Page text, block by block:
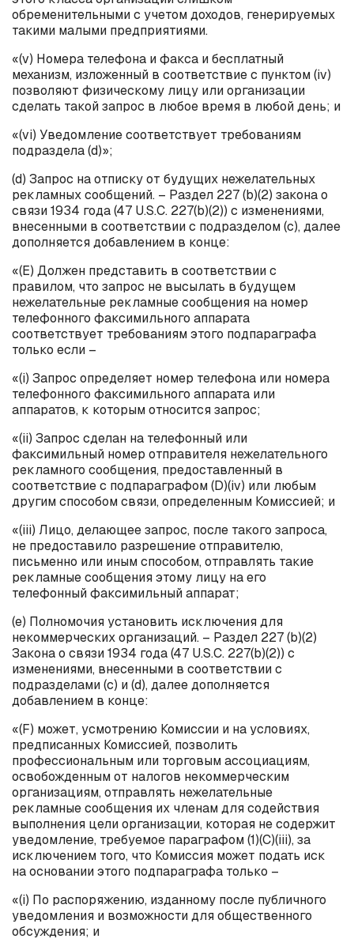
обременительными с учетом доходов, генерируемых
такими малыми предприятиями.
«(v) Номера телефона и факса и бесплатный
механизм, изложенный в соответствие с пунктом (iv)
позволяют физическому лицу или организации
сделать такой запрос в любое время в любой день; и
«(vi) Уведомление соответствует требованиям
подраздела (d)»;
(d) Запрос на отписку от будущих нежелательных
рекламных сообщений. – Раздел 227 (b)(2) закона о
связи 1934 года (47 U.S.C. 227(b)(2)) с изменениями,
внесенными в соответствии с подразделом (с), далее
дополняется добавлением в конце:
«(E) Должен представить в соответствии с
правилом, что запрос не высылать в будущем
нежелательные рекламные сообщения на номер
телефонного факсимильного аппарата
соответствует требованиям этого подпараграфа
только если –
«(i) Запрос определяет номер телефона или номера
телефонного факсимильного аппарата или
аппаратов, к которым относится запрос;
«(ii) Запрос сделан на телефонный или
факсимильный номер отправителя нежелательного
рекламного сообщения, предоставленный в
соответствие с подпараграфом (D)(iv) или любым
другим способом связи, определенным Комиссией; и
«(iii) Лицо, делающее запрос, после такого запроса,
не предоставило разрешение отправителю,
письменно или иным способом, отправлять такие
рекламные сообщения этому лицу на его
телефонный факсимильный аппарат;
(e) Полномочия установить исключения для
некоммерческих организаций. – Раздел 227 (b)(2)
Закона о связи 1934 года (47 U.S.C. 227(b)(2)) с
изменениями, внесенными в соответствии с
подразделами (с) и (d), далее дополняется
добавлением в конце:
«(F) может, усмотрению Комиссии и на условиях,
предписанных Комиссией, позволить
профессиональным или торговым ассоциациям,
освобожденным от налогов некоммерческим
организациям, отправлять нежелательные
рекламные сообщения их членам для содействия
выполнения цели организации, которая не содержит
уведомление, требуемое параграфом (1)(C)(iii), за
исключением того, что Комиссия может подать иск
на основании этого подпараграфа только –
«(i) По распоряжению, изданному после публичного
уведомления и возможности для общественного
обсуждения; и